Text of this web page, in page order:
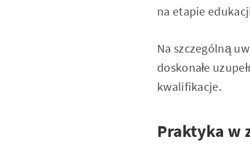
na etapie
Na szczególną
doskonałe
kwalifikacje.
Praktyka w